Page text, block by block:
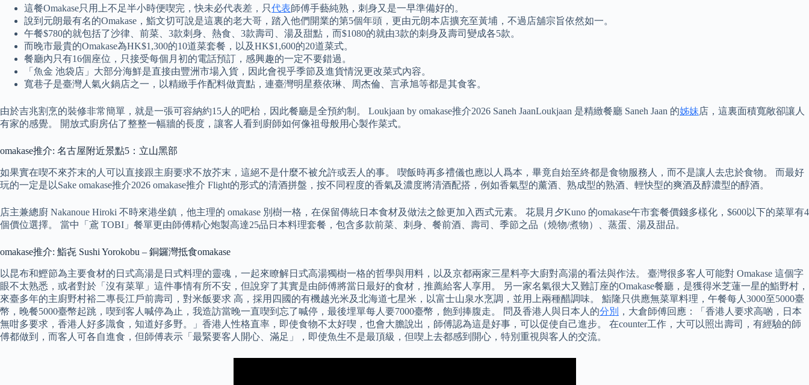
這餐Omakase只用上不足半小時便喫完，快未必代表差，只代表師傅手藝純熟，刺身又是一早準備好的。
說到元朗最有名的Omakase，鮨文切可說是這裏的老大哥，踏入他們開業的第5個年頭，更由元朗本店擴充至黃埔，不過店舖宗旨依然如一。
午餐$780的就包括了沙律、前菜、3款刺身、熱食、3款壽司、湯及甜點，而$1080的就由3款的刺身及壽司變成各5款。
而晚市最貴的Omakase為HK$1,300的10道菜套餐，以及HK$1,600的20道菜式。
餐廳內只有16個座位，只接受每個月初的電話預訂，感興趣的一定不要錯過。
「魚金 池袋店」大部分海鮮是直接由豐洲市場入貨，因此會視乎季節及進貨情況更改菜式內容。
寬巷子是臺灣人氣火鍋店之一，以精緻手作配料做賣點，連臺灣明星蔡依琳、周杰倫、言承旭等都是其食客。
由於吉兆割烹的裝修非常簡單，就是一張可容納約15人的吧枱，因此餐廳是全預約制。 Loukjaan by omakase推介2026 Saneh JaanLoukjaan 是精緻餐廳 Saneh Jaan 的姊妹店，這裏面積寬敞卻讓人
有家的感覺。 開放式廚房佔了整整一幅牆的長度，讓客人看到廚師如何像祖母般用心製作菜式。
omakase推介: 名古屋附近景點5：立山黑部
如果實在喫不來芥末的人可以直接跟主廚要求不放芥末，這絕不是什麼不被允許或丟人的事。 喫飯時再多禮儀也應以人爲本，畢竟自始至終都是食物服務人，而不是讓人去忠於食物。 而最好
玩的一定是以Sake omakase推介2026 omakase推介 Flight的形式的清酒拼盤，按不同程度的香氣及濃度將清酒配搭，例如香氣型的薰酒、熟成型的熟酒、輕快型的爽酒及醇濃型的醇酒。
店主兼總廚 Nakanoue Hiroki 不時來港坐鎮，他主理的 omakase 別樹一格，在保留傳統日本食材及做法之餘更加入西式元素。 花晨月夕Kuno 的omakase午市套餐價錢多樣化，$600以下的菜單有4
個價位選擇。 當中「鳶 TOBI」餐單更由師傅精心炮製高達25品日本料理套餐，包含多款前菜、刺身、餐前酒、壽司、季節之品（燒物/煮物）、蒸蛋、湯及甜品。
omakase推介: 鮨㐂 Sushi Yorokobu – 銅鑼灣抵食omakase
以昆布和鰹節為主要食材的日式高湯是日式料理的靈魂，一起來瞭解日式高湯獨樹一格的哲學與用料，以及京都兩家三星料亭大廚對高湯的看法與作法。 臺灣很多客人可能對 Omakase 這個字
眼不太熟悉，或者對於「沒有菜單」這件事情有所不安，但說穿了其實是由師傅將當日最好的食材，推薦給客人享用。 另一家名氣很大又難訂座的Omakase餐廳，是獲得米芝蓮一星的鮨野村，
來臺多年的主廚野村裕二專長江戶前壽司，對米飯要求 高，採用四國的有機越光米及北海道七星米，以富士山泉水烹調，並用上兩種醋調味。 鮨隆只供應無菜單料理，午餐每人3000至5000臺
幣，晚餐5000臺幣起跳，喫到客人喊停為止，我造訪當晚一直喫到忘了喊停，最後埋單每人要7000臺幣，飽到捧腹走。 問及香港人與日本人的分別
，大倉師傅回應：「香港人要求高啲，日本
無咁多要求，香港人好多識食，知道好多野。」香港人性格直率，即使食物不太好喫，也會大膽說出，師傅認為這是好事，可以促使自己進步。 在counter工作，大可以照出壽司，有經驗的師
傅都做到，而客人可各自進食，但師傅表示「最緊要客人開心、滿足」，即使魚生不是最頂級，但喫上去都感到開心，特別重視與客人的交流。